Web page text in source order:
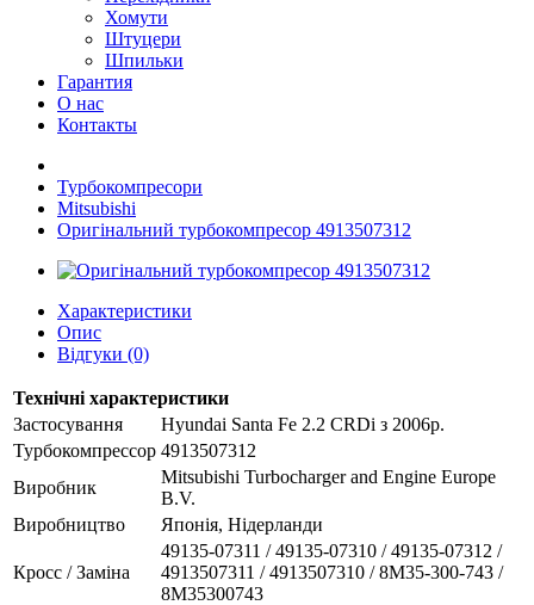
Хомути
Штуцери
Шпильки
Гарантия
О нас
Контакты
Турбокомпресори
Mitsubishi
Оригінальний турбокомпресор 4913507312
Характеристики
Опис
Відгуки (0)
Технічні характеристики
Застосування
Hyundai Santa Fe 2.2 CRDi з 2006р.
Турбокомпрессор 4913507312
Виробник
Mitsubishi Turbocharger and Engine Europe
B.V.
Виробництво
Японія, Нідерланди
Кросс / Заміна
49135-07311 / 49135-07310 / 49135-07312 /
4913507311 / 4913507310 / 8M35-300-743 /
8M35300743